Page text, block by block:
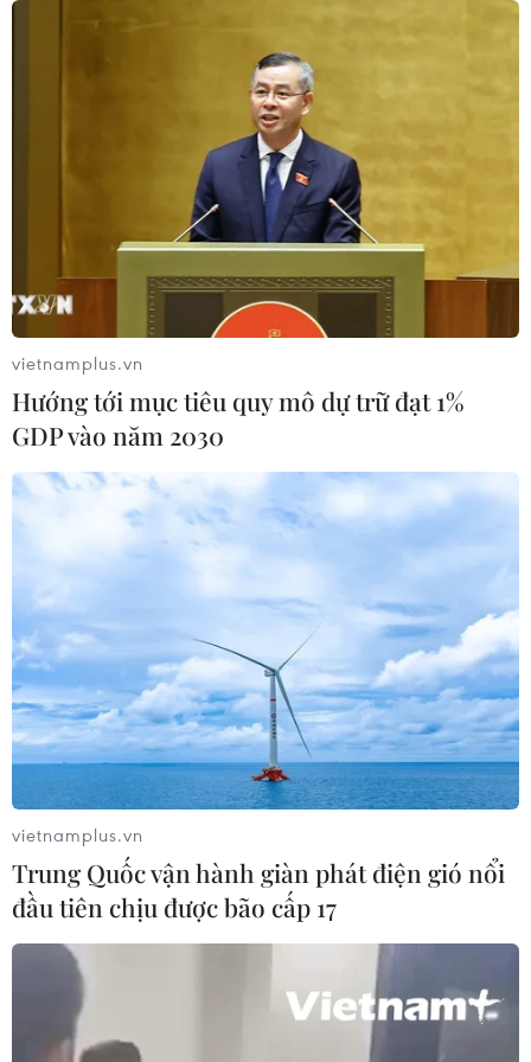
Cảnh báo mưa cường độ lớn trên
100mm tại Bắc Bộ, Thanh Hóa và
Bãi bỏ một số văn bản quy phạm
pháp luật không còn phù hợp
06/08/2026 09:59
Thanh Hóa dự kiến bắn pháo hoa vào
dịp Quốc khánh 2/9
06/08/2026 09:58
Mưa lớn kéo dài gây nhiều thiệt hại
về nhà ở, giao thông tại tỉnh Sơn La
06/08/2026 09:48
Cao điểm "100 ngày chuyển đổi số":
Chuyển động từ cơ sở
Bất cập việc ngừng giao khoán quản
lý, bảo vệ rừng ở Nam Cát Tiên
vietnamplus.vn
Hướng tới mục tiêu quy mô dự trữ đạt 1%
GDP vào năm 2030
vietnamplus.vn
Trung Quốc vận hành giàn phát điện gió nổi
đầu tiên chịu được bão cấp 17